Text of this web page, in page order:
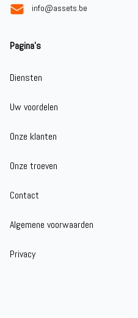
info@assets.be
Pagina's
Diensten
Uw voordelen
Onze klanten
Onze troeven
Contact
Algemene voorwaarden
Privacy